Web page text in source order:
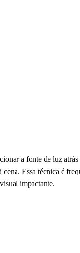
a fonte de luz
Essa técnica é
impactante.